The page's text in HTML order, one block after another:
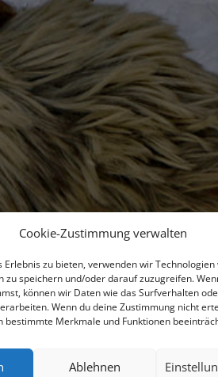
Cookie-Zustimmung verwalten
zu bieten, verwenden wir Technologien
zu speichern und/oder darauf zuzugreifen.
können wir Daten wie das Surfverhalten
Wenn du deine Zustimmung nicht
bestimmte Merkmale und Funktionen
Ablehnen